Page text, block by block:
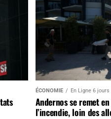
ÉCONOMIE En Ligne 6 jours
Andernos se remet
l’incendie, loin des